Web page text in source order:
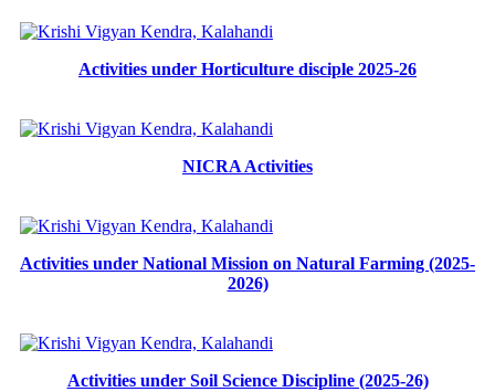
Activities under Horticulture disciple 2025-26
NICRA Activities
Activities under National Mission on Natural Farming (2025-
2026)
Activities under Soil Science Discipline (2025-26)